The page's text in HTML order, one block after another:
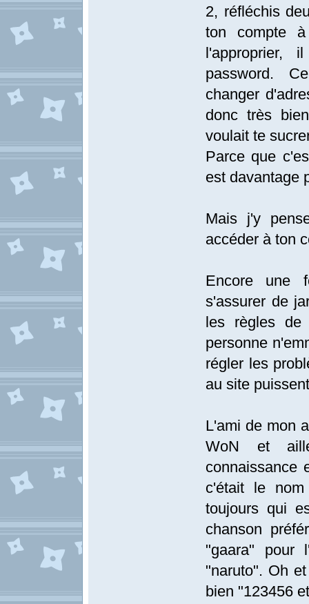
2, réfléchis
ton compte
l'approprier,
password.
changer
donc très
voulait te
Parce que
est davantage
Mais j'y
accéder à ton
Encore une
s'assurer de
les règles
personne
régler les
au site
L'ami de mon
WoN et
connaissance
c'était le
toujours qui
chanson
"gaara" pour
"naruto". Oh
bien "123456